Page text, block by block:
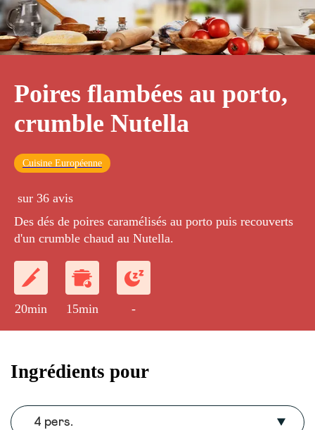
Poires flambées au porto,
crumble Nutella
Cuisine Européenne
sur 36 avis
Des dés de poires caramélisés au porto puis recouverts
d'un crumble chaud au Nutella.
20min 15min -
Ingrédients pour
4 pers.